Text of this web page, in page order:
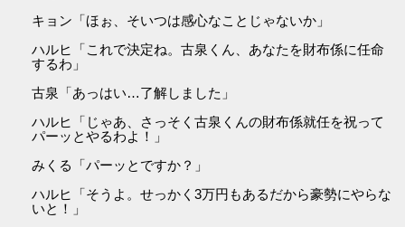
キョン「ほぉ、そいつは感心なことじゃないか」
ハルヒ「これで決定ね。古泉くん、あなたを財布係に任命
するわ」
古泉「あっはい…了解しました」
ハルヒ「じゃあ、さっそく古泉くんの財布係就任を祝って
パーッとやるわよ！」
みくる「パーッとですか？」
ハルヒ「そうよ。せっかく3万円もあるだから豪勢にやらな
いと！」